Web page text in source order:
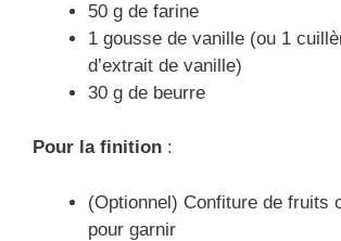
50 g de farine
1 gousse de vanille (ou 1
d’extrait de vanille)
30 g de beurre
Pour la finition :
(Optionnel) Confiture de fruits
pour garnir